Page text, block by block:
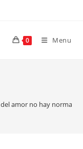
0 Menu
amor no hay normas